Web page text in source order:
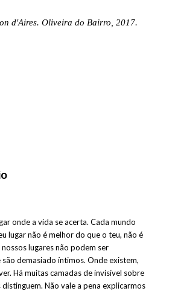
d'Aires. Oliveira do Bairro, 2017.
onde a vida se acerta. Cada mundo
lugar não é melhor do que o teu, não é
lugares não podem ser
demasiado íntimos. Onde existem,
Há muitas camadas de invisível sobre
Não vale a pena explicarmos